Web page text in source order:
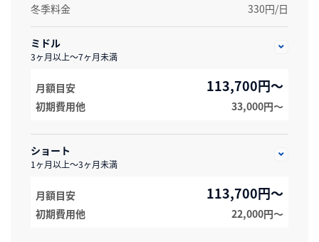
冬季料金
330円/日
ミドル
3ヶ月以上～7ヶ月未満
月額目安 113,700円～
初期費用他 33,000円〜
ショート
1ヶ月以上～3ヶ月未満
月額目安 113,700円～
初期費用他 22,000円〜